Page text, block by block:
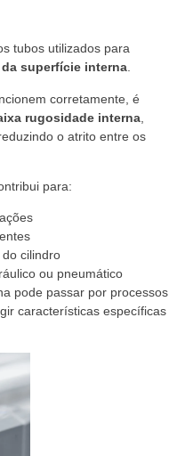
tubos utilizados para
superfície interna.
corretamente, é
rugosidade interna
o atrito entre os
para:
cilindro
ou pneumático
pode passar por processos
características específicas